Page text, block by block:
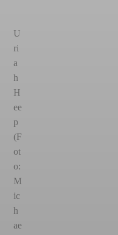
U
ri
a
h
H
ee
p
(F
ot
o:
M
ic
h
ae